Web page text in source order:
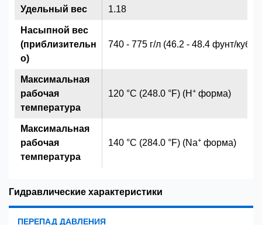
1.18
740 - 775 г/л (46.2 - 48.4 фунт/
120 °C (248.0 °F) (H + форма)
140 °C (284.0 °F) (Na+ форма)
Удельный вес
Насыпной вес
(приблизительн
о)
Максимальная
рабочая
температура
Максимальная
рабочая
температура
Гидравлические характеристики
ПЕРЕПАД ДАВЛЕНИЯ